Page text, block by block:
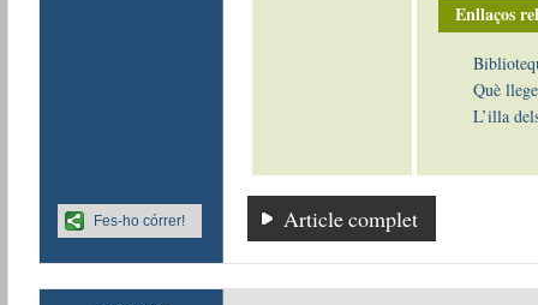
Enllaços
Què
L’illa
Article complet
Fes-ho córrer!